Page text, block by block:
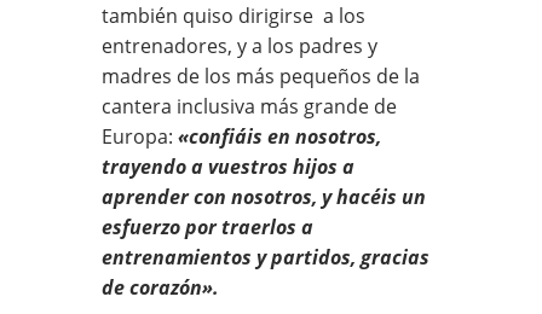
también quiso dirigirse a los
entrenadores, y a los padres y
madres de los más pequeños de la
cantera inclusiva más grande de
Europa: «confiáis en nosotros,
trayendo a vuestros hijos a
aprender con nosotros, y hacéis un
esfuerzo por traerlos a
entrenamientos y partidos, gracias
de corazón».